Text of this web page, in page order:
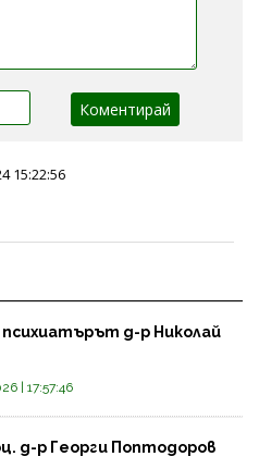
15:22:56
д-р Николай
| 17:57:46
д-р Георги Поптодоров